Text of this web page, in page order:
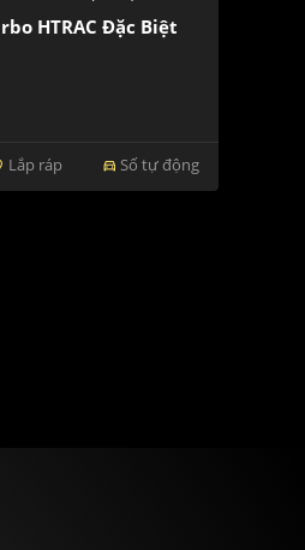
HTRAC Đặc Biệt
Lắp ráp directions_car Số tự động